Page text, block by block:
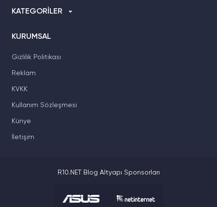
KATEGORİLER
KURUMSAL
Gizlilik Politikası
Reklam
KVKK
Kullanım Sözleşmesi
Künye
İletişim
R10.NET Blog Altyapı Sponsorları